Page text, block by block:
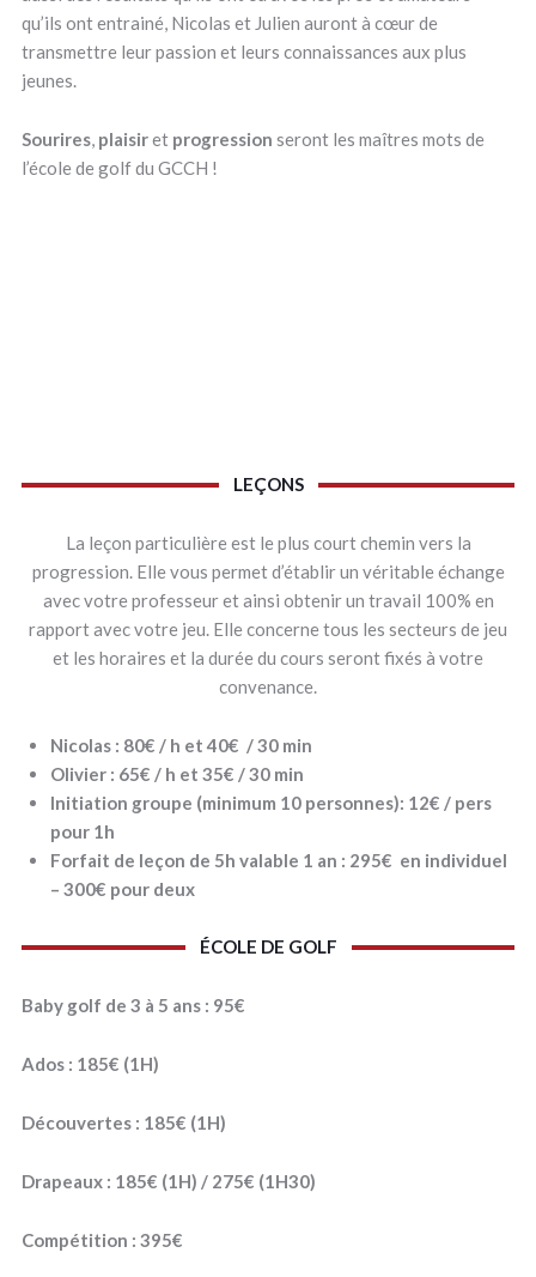
qu’ils ont entrainé, Nicolas et Julien auront à cœur de
transmettre leur passion et leurs connaissances aux plus
jeunes.
Sourires, plaisiret progression seront les maîtres mots de
l’école de golf du GCCH !
LEÇONS
La leçon particulière est le plus court chemin vers la
progression. Elle vous permet d’établir un véritable échange
avec votre professeur et ainsi obtenir un travail 100% en
rapport avec votre jeu. Elle concerne tous les secteurs de jeu
et les horaires et la durée du cours seront fixés à votre
convenance.
Nicolas : 80€ / h et 40€ / 30 min
Olivier : 65€ / h et 35€ / 30 min
Initiation groupe (minimum 10 personnes): 12€ / pers
pour 1h
Forfait de leçon de 5h valable 1 an : 295€ en individuel
– 300€ pour deux
ÉCOLE DE GOLF
Baby golf de 3 à 5 ans : 95€
Ados : 185€ (1H)
Découvertes : 185€ (1H)
Drapeaux : 185€ (1H) / 275€ (1H30)
Compétition : 395€